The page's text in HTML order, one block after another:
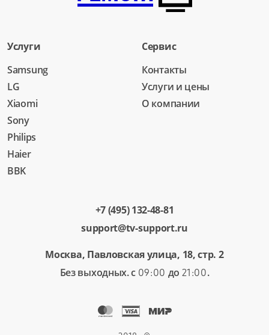
Услуги
Samsung
LG
Xiaomi
Sony
Philips
Haier
BBK
Сервис
Контакты
Услуги и цены
О компании
+7 (495) 132-48-81
support@tv-support.ru
Москва, Павловская улица, 18, стр. 2
Без выходных. с 09:00 до 21:00.